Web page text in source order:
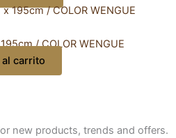
/ COLOR WENGUE
carrito
new products, trends and offers.